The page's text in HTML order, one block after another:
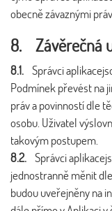
obecně závaznými
8. Závěrečná
8.1. Správci
Podmínek převést na
práv a povinností dle
osobu. Uživatel
takovým postupem.
8.2. Správci
jednostranně měnit
budou uveřejněny na